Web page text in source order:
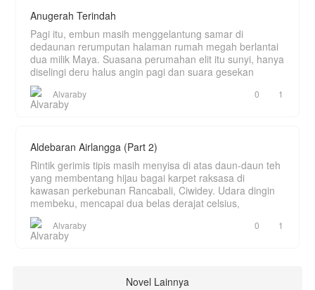
Anugerah Terindah
Pagi itu, embun masih menggelantung samar di
dedaunan rerumputan halaman rumah megah berlantai
dua milik Maya. Suasana perumahan elit itu sunyi, hanya
diselingi deru halus angin pagi dan suara gesekan
Alvaraby 0 1
Aldebaran Airlangga (Part 2)
Rintik gerimis tipis masih menyisa di atas daun-daun teh
yang membentang hijau bagai karpet raksasa di
kawasan perkebunan Rancabali, Ciwidey. Udara dingin
membeku, mencapai dua belas derajat celsius,
Alvaraby 0 1
Novel Lainnya